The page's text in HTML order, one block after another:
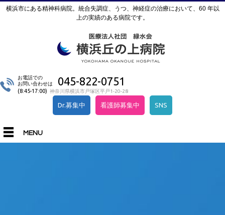
横浜市にある精神科病院。統合失調症、うつ、神経症の治療において、60 年以
上の実績のある病院です。
お電話での
お問い合わせは
045-822-0751
(8:45-17:00) 神奈川県横浜市戸塚区平戸1-20-28
Dr.募集中 看護師募集中 SNS
MENU